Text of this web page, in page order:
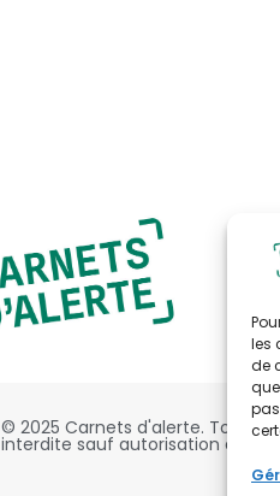
les
de
© 2025 Carnets d'alerte. Toute
interdite sauf autorisation